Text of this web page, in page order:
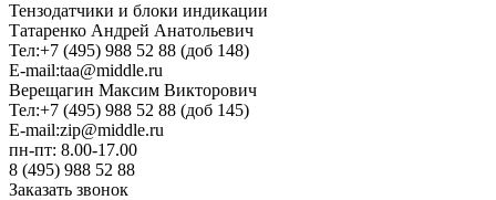
Тензодатчики и блоки индикации
Татаренко Андрей Анатольевич
Тел:+7 (495) 988 52 88 (доб 148)
E-mail:taa@middle.ru
Верещагин Максим Викторович
Тел:+7 (495) 988 52 88 (доб 145)
E-mail:zip@middle.ru
пн-пт: 8.00-17.00
8 (495) 988 52 88
Заказать звонок